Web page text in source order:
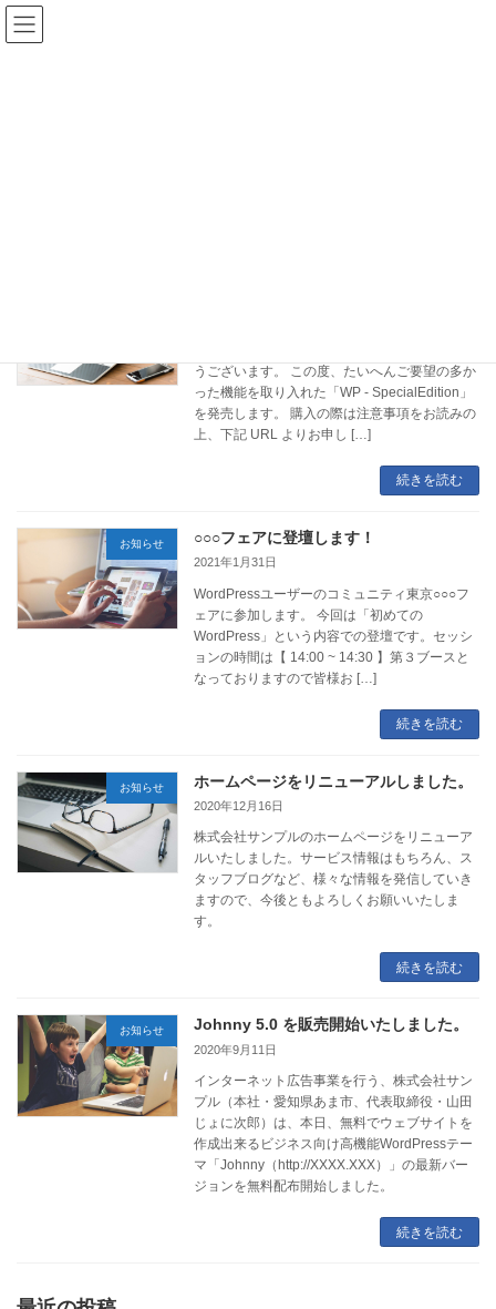
コ
ン
テ
ナ
ビ
ゲ
うございます。 この度、たいへんご要望の多か
った機能を取り入れた「WP - SpecialEdition」
を発売します。 購入の際は注意事項をお読みの
上、下記 URL よりお申し […]
続きを読む
お知らせ ○○○フェアに登壇します！
2021年1月31日
WordPressユーザーのコミュニティ東京○○○フ
ェアに参加します。 今回は「初めての
WordPress」という内容での登壇です。セッシ
ョンの時間は【 14:00 ~ 14:30 】第３ブースと
なっておりますので皆様お […]
続きを読む
お知らせ ホームページをリニューアルしました。
2020年12月16日
株式会社サンプルのホームページをリニューア
ルいたしました。サービス情報はもちろん、ス
タッフブログなど、様々な情報を発信していき
ますので、今後ともよろしくお願いいたしま
す。
続きを読む
お知らせ Johnny 5.0 を販売開始いたしました。
2020年9月11日
インターネット広告事業を行う、株式会社サン
プル（本社・愛知県あま市、代表取締役・山田
じょに次郎）は、本日、無料でウェブサイトを
作成出来るビジネス向け高機能WordPressテー
マ「Johnny（http://XXXX.XXX）」の最新バー
ジョンを無料配布開始しました。
続きを読む